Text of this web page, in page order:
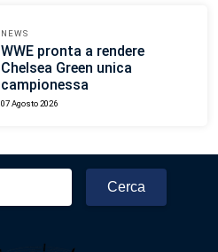
NEWS
WWE pronta a rendere
Chelsea Green unica
campionessa
07 Agosto 2026